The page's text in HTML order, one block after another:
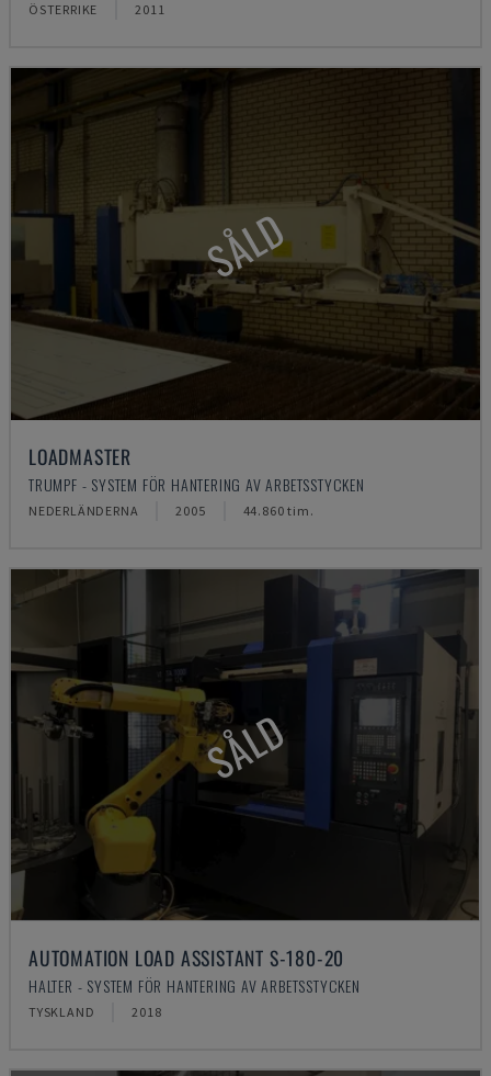
ÖSTERRIKE 2011
SÅLD
LOADMASTER
TRUMPF - SYSTEM FÖR HANTERING AV ARBETSSTYCKEN
NEDERLÄNDERNA 2005 44.860 tim.
SÅLD
AUTOMATION LOAD ASSISTANT S-180-20
HALTER - SYSTEM FÖR HANTERING AV ARBETSSTYCKEN
TYSKLAND 2018